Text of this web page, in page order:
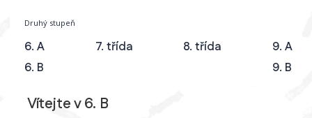
Druhý stupeň
6. A
6. B
7. třída 8. třída
9. A
9. B
Vítejte v 6. B